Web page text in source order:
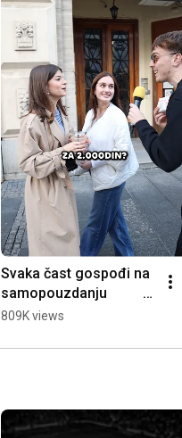
Svaka čast gospođi na
samopouzdanju
#choda #choda19a
#beograd
809K views